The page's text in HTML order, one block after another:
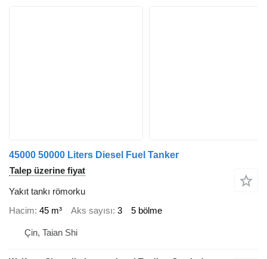
45000 50000 Liters Diesel Fuel Tanker
Talep üzerine fiyat
Yakıt tankı römorku
Hacim 45 m³ Aks sayısı 3 5 bölme
Çin, Taian Shi